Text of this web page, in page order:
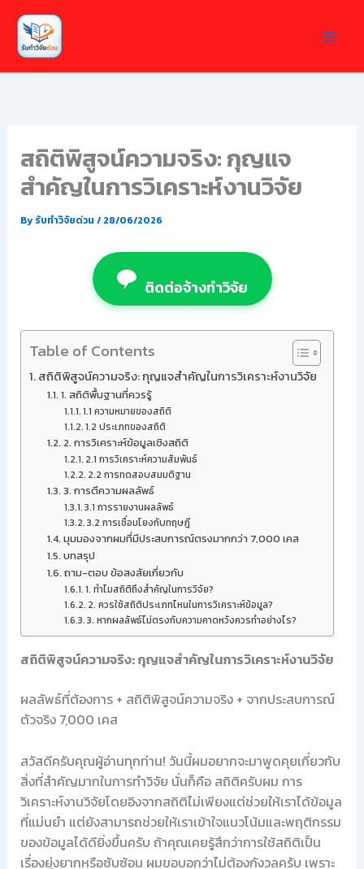
Skip
content
สถิติพิสูจน์ความจริง: กุญแจ
สำคัญในการวิเคราะห์งานวิจัย
Byรับทำวิจัยด่วน / 28/06/2026
ติดต่อจ้างทำวิจัย
Table of Contents
สถิติพิสูจน์ความจริง: กุญแจสำคัญในการวิเคราะห์งานวิจัย
1. สถิติพื้นฐานที่ควรรู้
1.1 ความหมายของสถิติ
1.2 ประเภทของสถิติ
2. การวิเคราะห์ข้อมูลเชิงสถิติ
2.1 การวิเคราะห์ความสัมพันธ์
2.2 การทดสอบสมมติฐาน
3. การตีความผลลัพธ์
3.1 การรายงานผลลัพธ์
3.2 การเชื่อมโยงกับทฤษฎี
มุมมองจากผมที่มีประสบการณ์ตรงมากกว่า 7,000 เคส
บทสรุป
ถาม-ตอบ ข้อสงสัยเกี่ยวกับ
1. ทำไมสถิติถึงสำคัญในการวิจัย?
2. ควรใช้สถิติประเภทไหนในการวิเคราะห์ข้อมูล?
3. หากผลลัพธ์ไม่ตรงกับความคาดหวังควรทำอย่างไร?
สถิติพิสูจน์ความจริง: กุญแจสำคัญในการวิเคราะห์งานวิจัย
ผลลัพธ์ที่ต้องการ + สถิติพิสูจน์ความจริง + จากประสบการณ์
ตัวจริง 7,000 เคส
สวัสดีครับคุณผู้อ่านทุกท่าน! วันนี้ผมอยากจะมาพูดคุยเกี่ยวกับ
สิ่งที่สำคัญมากในการทำวิจัย นั่นก็คือ สถิติครับผม การ
วิเคราะห์งานวิจัยโดยอิงจากสถิติไม่เพียงแต่ช่วยให้เราได้ข้อมูล
ที่แม่นยำ แต่ยังสามารถช่วยให้เราเข้าใจแนวโน้มและพฤติกรรม
ของข้อมูลได้ดียิ่งขึ้นครับ ถ้าคุณเคยรู้สึกว่าการใช้สถิติเป็น
เรื่องยุ่งยากหรือซับซ้อน ผมขอบอกว่าไม่ต้องกังวลครับ เพราะ